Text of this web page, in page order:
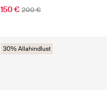
150 € 200 €
30% Allahindlust